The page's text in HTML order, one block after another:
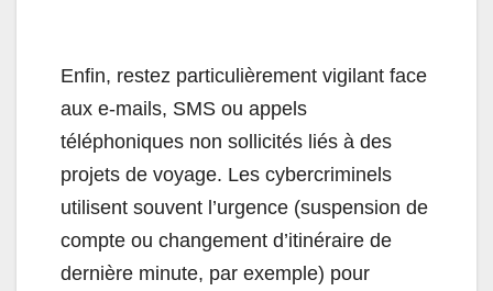
Enfin, restez particulièrement vigilant face
aux e-mails, SMS ou appels
téléphoniques non sollicités liés à des
projets de voyage. Les cybercriminels
utilisent souvent l’urgence (suspension de
compte ou changement d’itinéraire de
dernière minute, par exemple) pour